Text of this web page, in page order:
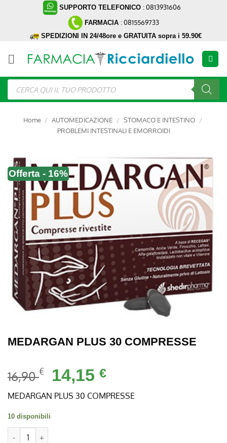
contenuti
SUPPORTO TELEFONICO : 0813931606
FARMACIA : 0815569733
SPEDIZIONI IN 24/48ore e GRATUITA sopra i 59.90€
Ricerca
prodotti
Home / AUTOMEDICAZIONE / STOMACO E INTESTINO /
PROBLEMI INTESTINALI E EMORROIDI
Offerta - 16%
MEDARGAN PLUS 30 COMPRESSE
16,90€
Il
prezzo
originale
14,15€Il
attuale
MEDARGAN PLUS 30 COMPRESSE
10 disponibili
MEDARGAN PLUS 30 COMPRESSE quantità